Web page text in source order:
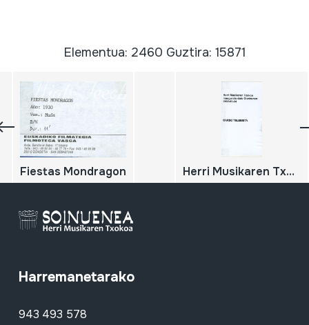
Elementua: 2460 Guztira: 15871
Fiestas Mondragon Herri Musikaren Txokoa inauguratu dute; 2002-03-04
Harremanetarako
943 493 578